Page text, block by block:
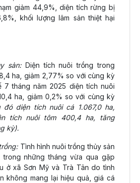
giảm 44,9%, diện tích rừng bị
khối lượng lâm sản thiệt hại
sản:Diện tích nuôi trồng trong
ha, giảm 2,77% so với cùng kỳ
7 tháng năm 2025 diện tích nuôi
ha, giảm 0,2% so với cùng kỳ
đó diện tích nuôi cá 1.067,0 ha,
tích nuôi tôm 400,4 ha, tăng
kỳ).
Tình hình nuôi trồng thủy sản
những tháng vừa qua gặp
ở xã Sơn Mỹ và Trà Tân do tình
không mang lại hiệu quả, giá cá